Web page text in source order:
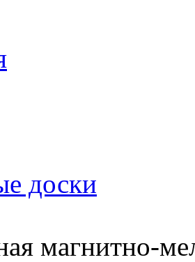
доски
магнитно-